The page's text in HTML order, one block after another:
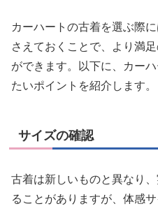
カーハートの古着を選ぶ際
さえておくことで、より満
ができます。以下に、カー
たいポイントを紹介します。
サイズの確認
古着は新しいものと異なり
ることがありますが、体感